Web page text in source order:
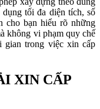
tối đa diện tích, số
cho bạn hiểu rõ những
không vi phạm quy chế
gian trong việc xin cấp
XIN CẤP